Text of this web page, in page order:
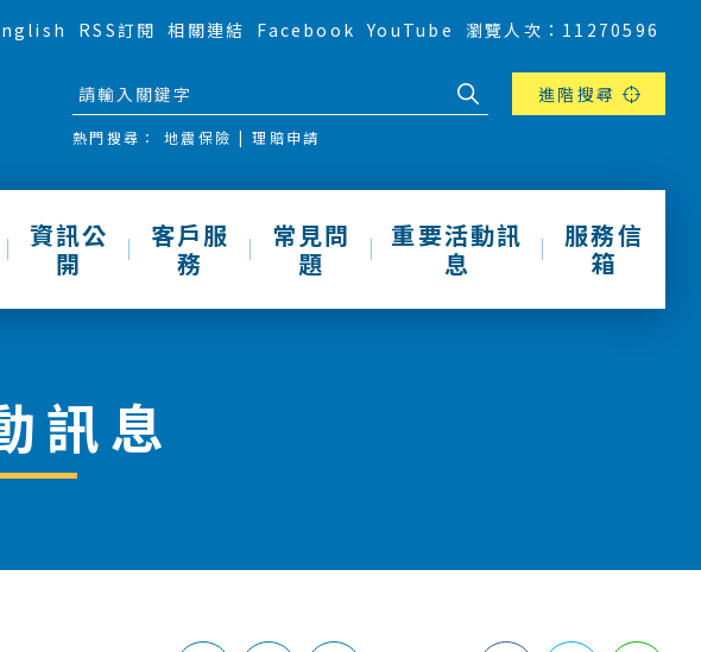
RSS訂閱 相關連結 Facebook YouTube 瀏覽人次：11270596
進階搜尋
熱門搜尋： 地震保險 理賠申請
資訊公
開
客戶服
務
常見問
題
重要活動訊
息
服務信
箱
訊息